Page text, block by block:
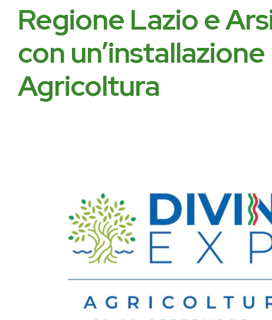
Regione Lazio e
con
Agricoltura